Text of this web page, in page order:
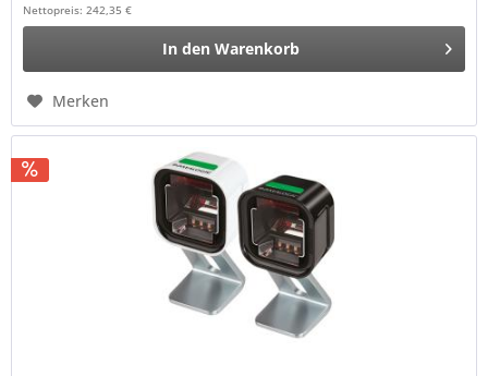
Nettopreis: 242,35 €
In den Warenkorb
Merken